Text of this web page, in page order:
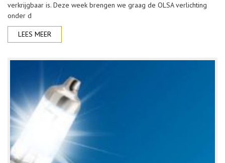
verkrijgbaar is. Deze week brengen we graag de OLSA verlichting
onder d
LEES MEER